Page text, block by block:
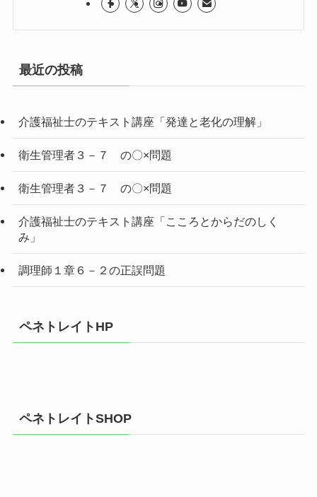
最近の投稿
介護福祉士のテキスト講座「発達と老化の理解」
衛生管理者３－７ の〇×問題
衛生管理者３－７ の〇×問題
介護福祉士のテキスト講座「こころとからだのしく
み」
調理師１章６－２の正誤問題
ペネトレイトHP
ペネトレイトSHOP